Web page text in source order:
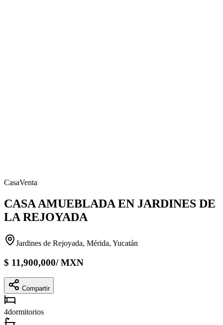
CasaVenta
CASA AMUEBLADA EN JARDINES DE
LA REJOYADA
Jardines de Rejoyada, Mérida, Yucatán
$ 11,900,000/MXN
Compartir
4dormitorios